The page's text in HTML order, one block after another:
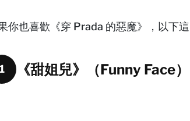
你也喜歡《穿 Prada 的惡魔》，以下
1 《甜姐兒》（Funny Face）